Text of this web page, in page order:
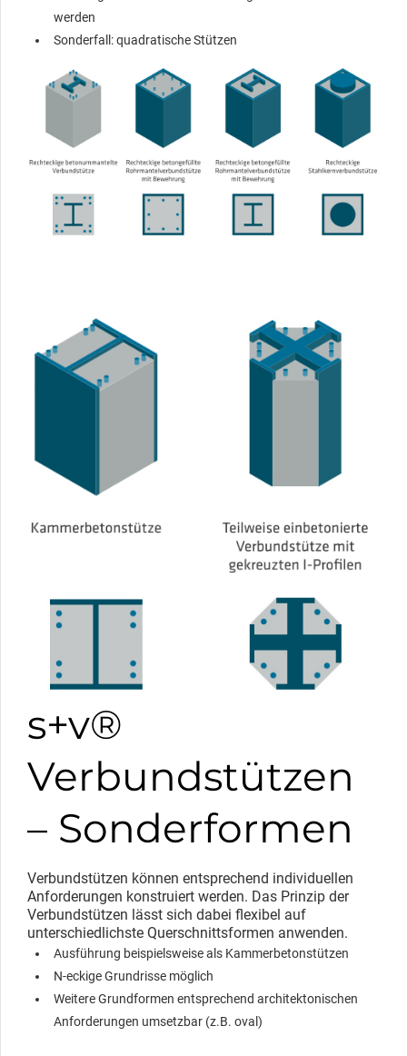
werden
Sonderfall: quadratische Stützen
s+v®
Verbundstützen
– Sonderformen
Verbundstützen können entsprechend individuellen
Anforderungen konstruiert werden. Das Prinzip der
Verbundstützen lässt sich dabei flexibel auf
unterschiedlichste Querschnittsformen anwenden.
Ausführung beispielsweise als Kammerbetonstützen
N-eckige Grundrisse möglich
Weitere Grundformen entsprechend architektonischen
Anforderungen umsetzbar (z.B. oval)